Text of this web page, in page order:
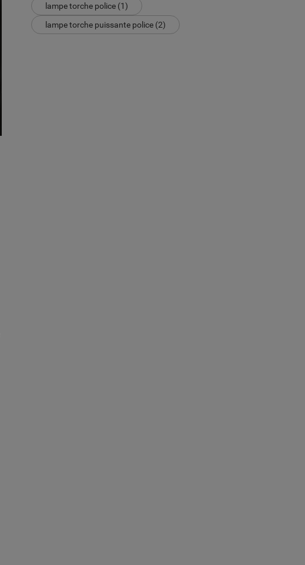
lampe torche police (1)
lampe torche puissante police (2)